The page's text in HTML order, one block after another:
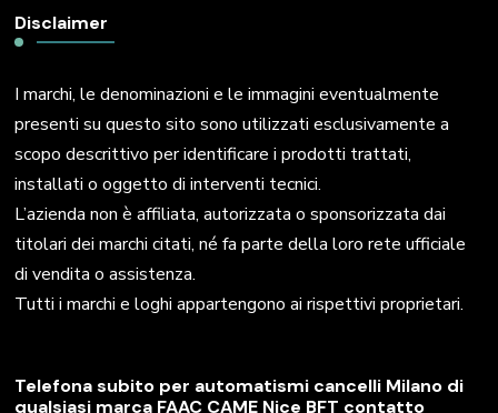
Disclaimer
I marchi, le denominazioni e le immagini eventualmente
presenti su questo sito sono utilizzati esclusivamente a
scopo descrittivo per identificare i prodotti trattati,
installati o oggetto di interventi tecnici.
L’azienda non è affiliata, autorizzata o sponsorizzata dai
titolari dei marchi citati, né fa parte della loro rete ufficiale
di vendita o assistenza.
Tutti i marchi e loghi appartengono ai rispettivi proprietari.
Telefona subito per automatismi cancelli Milano di
qualsiasi marca FAAC CAME Nice BFT contatto